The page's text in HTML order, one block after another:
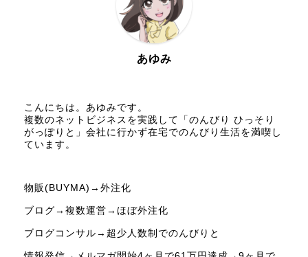
あゆみ
こんにちは。あゆみです。
複数のネットビジネスを実践して「のんびり ひっそり
がっぽりと」会社に行かず在宅でのんびり生活を満喫し
ています。
物販(BUYMA)→外注化
ブログ→複数運営→ほぼ外注化
ブログコンサル→超少人数制でのんびりと